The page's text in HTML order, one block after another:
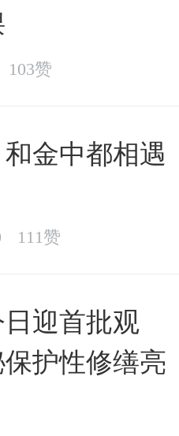
103赞
金中都相遇
111赞
迎首批观
护性修缮亮